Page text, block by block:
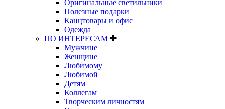
Оригинальные светильники
Полезные подарки
Канцтовары и офис
Одежда
ПО ИНТЕРЕСАМ
Мужчине
Женщине
Любимому
Любимой
Детям
Коллегам
Творческим личностям